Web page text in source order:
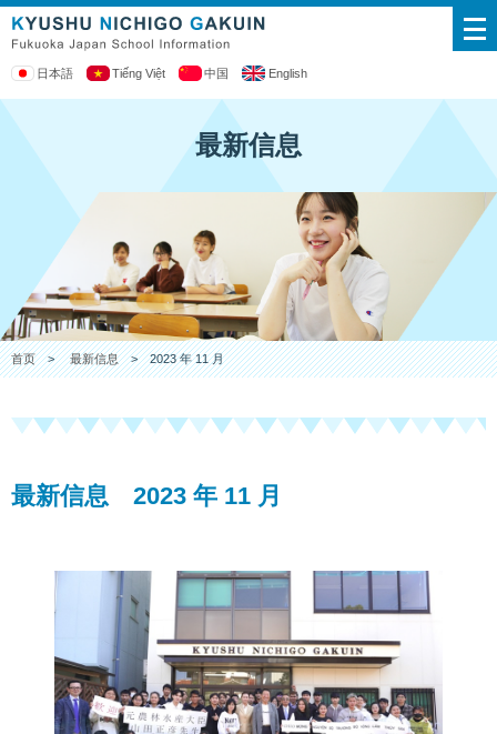
日本語 Tiếng Việt 中国 English
最新信息
首页>最新信息> 2023 年 11 月
最新信息 2023 年 11 月